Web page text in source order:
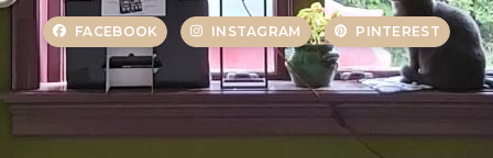
FACEBOOK INSTAGRAM PINTEREST